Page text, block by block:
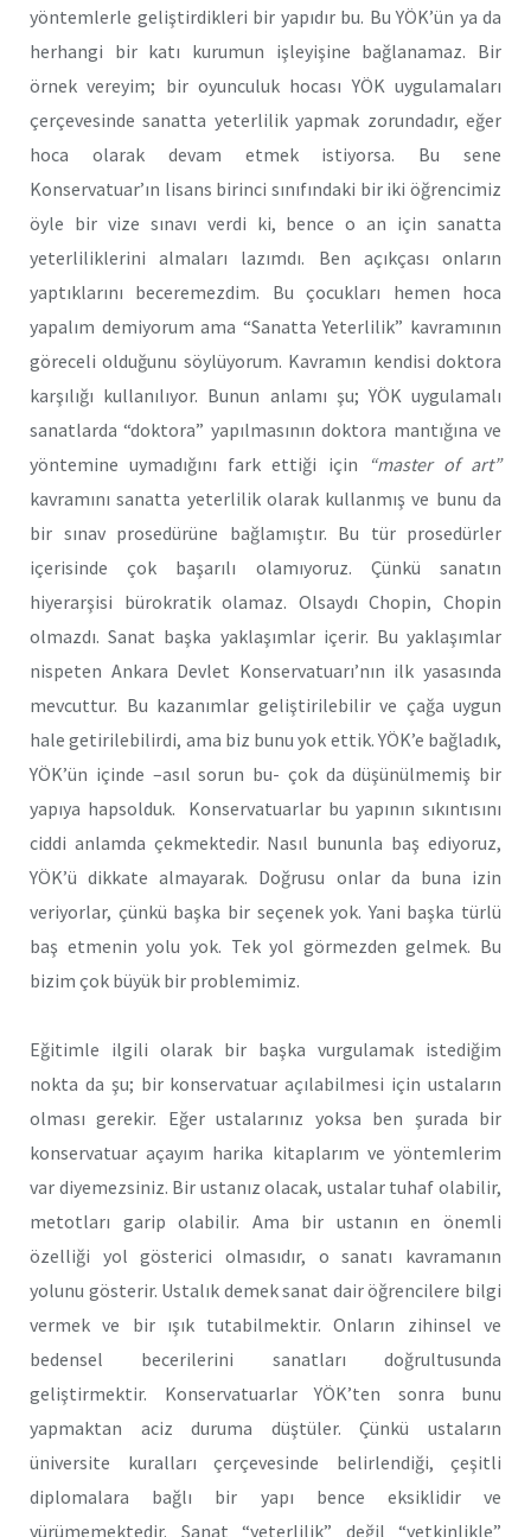
yöntemlerle geliştirdikleri bir yapıdır bu. Bu YÖK’ün ya da
herhangi bir katı kurumun işleyişine bağlanamaz. Bir
örnek vereyim; bir oyunculuk hocası YÖK uygulamaları
çerçevesinde sanatta yeterlilik yapmak zorundadır, eğer
hoca olarak devam etmek istiyorsa. Bu sene
Konservatuar’ın lisans birinci sınıfındaki bir iki öğrencimiz
öyle bir vize sınavı verdi ki, bence o an için sanatta
yeterliliklerini almaları lazımdı. Ben açıkçası onların
yaptıklarını beceremezdim. Bu çocukları hemen hoca
yapalım demiyorum ama “Sanatta Yeterlilik” kavramının
göreceli olduğunu söylüyorum. Kavramın kendisi doktora
karşılığı kullanılıyor. Bunun anlamı şu; YÖK uygulamalı
sanatlarda “doktora” yapılmasının doktora mantığına ve
yöntemine uymadığını fark ettiği için
“master of art”
kavramını sanatta yeterlilik olarak kullanmış ve bunu da
bir sınav prosedürüne bağlamıştır. Bu tür prosedürler
içerisinde çok başarılı olamıyoruz. Çünkü sanatın
hiyerarşisi bürokratik olamaz. Olsaydı Chopin, Chopin
olmazdı. Sanat başka yaklaşımlar içerir. Bu yaklaşımlar
nispeten Ankara Devlet Konservatuarı’nın ilk yasasında
mevcuttur. Bu kazanımlar geliştirilebilir ve çağa uygun
hale getirilebilirdi, ama biz bunu yok ettik. YÖK’e bağladık,
YÖK’ün içinde –asıl sorun bu- çok da düşünülmemiş bir
yapıya hapsolduk. Konservatuarlar bu yapının sıkıntısını
ciddi anlamda çekmektedir. Nasıl bununla baş ediyoruz,
YÖK’ü dikkate almayarak. Doğrusu onlar da buna izin
veriyorlar, çünkü başka bir seçenek yok. Yani başka türlü
baş etmenin yolu yok. Tek yol görmezden gelmek. Bu
bizim çok büyük bir problemimiz.
Eğitimle ilgili olarak bir başka vurgulamak istediğim
nokta da şu; bir konservatuar açılabilmesi için ustaların
olması gerekir. Eğer ustalarınız yoksa ben şurada bir
konservatuar açayım harika kitaplarım ve yöntemlerim
var diyemezsiniz. Bir ustanız olacak, ustalar tuhaf olabilir,
metotları garip olabilir. Ama bir ustanın en önemli
özelliği yol gösterici olmasıdır, o sanatı kavramanın
yolunu gösterir. Ustalık demek sanat dair öğrencilere bilgi
vermek ve bir ışık tutabilmektir. Onların zihinsel ve
bedensel becerilerini sanatları doğrultusunda
geliştirmektir. Konservatuarlar YÖK’ten sonra bunu
yapmaktan aciz duruma düştüler. Çünkü ustaların
üniversite kuralları çerçevesinde belirlendiği, çeşitli
diplomalara bağlı bir yapı bence eksiklidir ve
yürümemektedir. Sanat “yeterlilik” değil “yetkinlikle”